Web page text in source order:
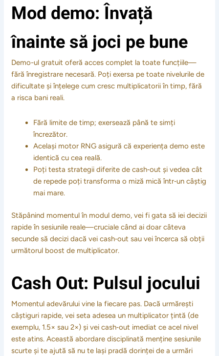
Mod demo: Învață
înainte să joci pe bune
Demo-ul gratuit oferă acces complet la toate funcțiile—
fără înregistrare necesară. Poți exersa pe toate nivelurile de
dificultate și înțelege cum cresc multiplicatorii în timp, fără
a risca bani reali.
Fără limite de timp; exersează până te simți
încrezător.
Același motor RNG asigură că experiența demo este
identică cu cea reală.
Poți testa strategii diferite de cash‑out și vedea cât
de repede poți transforma o miză mică într‑un câștig
mai mare.
Stăpânind momentul în modul demo, vei fi gata să iei decizii
rapide în sesiunile reale—cruciale când ai doar câteva
secunde să decizi dacă vei cash‑out sau vei încerca să obții
următorul boost de multiplicator.
Cash Out: Pulsul jocului
Momentul adevărului vine la fiecare pas. Dacă urmărești
câștiguri rapide, vei seta adesea un multiplicator țintă (de
exemplu, 1.5× sau 2×) și vei cash‑out imediat ce acel nivel
este atins. Această abordare disciplinată menține sesiunile
scurte și te ajută să nu te lași pradă dorinței de a urmări